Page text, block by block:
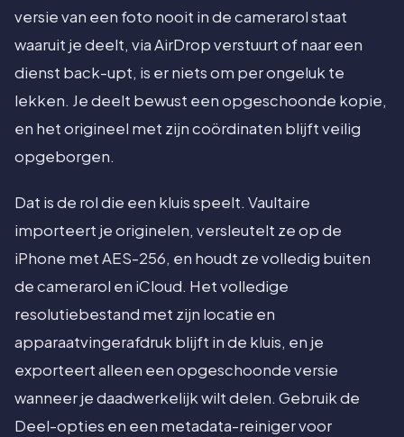
versie van een foto nooit in de camerarol staat
waaruit je deelt, via AirDrop verstuurt of naar een
dienst back-upt, is er niets om per ongeluk te
lekken. Je deelt bewust een opgeschoonde kopie,
en het origineel met zijn coördinaten blijft veilig
opgeborgen.
Dat is de rol die een kluis speelt. Vaultaire
importeert je originelen, versleutelt ze op de
iPhone met AES-256, en houdt ze volledig buiten
de camerarol en iCloud. Het volledige
resolutiebestand met zijn locatie en
apparaatvingerafdruk blijft in de kluis, en je
exporteert alleen een opgeschoonde versie
wanneer je daadwerkelijk wilt delen. Gebruik de
Deel-opties en een metadata-reiniger voor